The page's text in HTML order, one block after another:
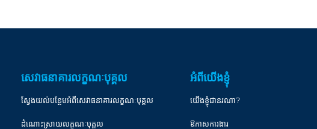
សេវាធនាគារលក្ខណៈបុគ្គល
ស្វែងយល់បន្ថែមអំពីសេវាធនាគារលក្ខណៈបុគ្គល
ដំណោះស្រាយលក្ខណៈបុគ្គល
អំពីយើងខ្ញុំ
យើងខ្ញុំជានរណា?
ឱកាសការងារ